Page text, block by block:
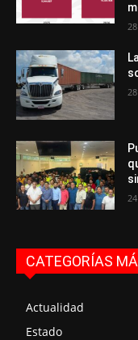
CATEGORÍAS
Actualidad
Estado